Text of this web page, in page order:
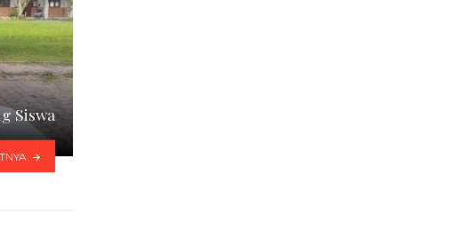
Siswa